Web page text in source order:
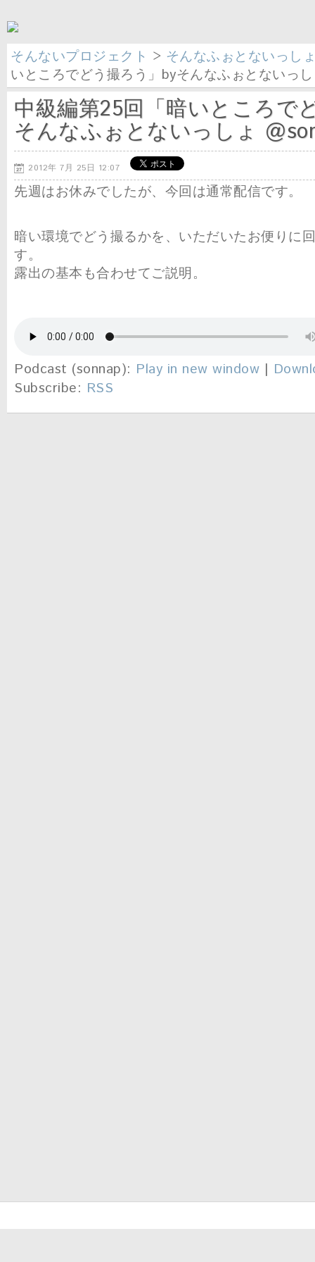
そんないプロジェクト > そんなふぉとないっし
いところでどう撮ろう」byそんなふぉとないっ
中級編第25回「暗いところで
そんなふぉとないっしょ
2012年 7月 25日 12:07
先週はお休みでしたが、今回は通常配信です。
暗い環境でどう撮るかを、いただいたお便りに
す。
露出の基本も合わせてご説明。
Podcast (sonnap): Play in new window |
Subscribe: RSS